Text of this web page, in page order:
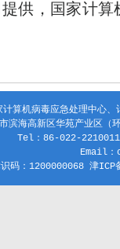
供，国家计
算机病毒应急处理中心
滨海高新区华苑产业区
Tel：86-022-
Email
识码：1200000068 津